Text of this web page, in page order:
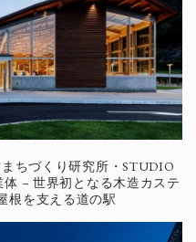
ちづくり研究所・STUDIO
– 世界初となる木造カステ
根を支える道の駅